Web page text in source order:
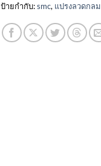
ป้ายกำกับ:smc, แปรงลวดกลม